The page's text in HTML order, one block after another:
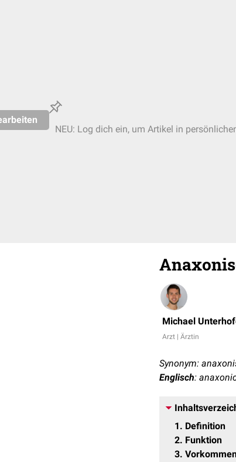
NEU: Log dich ein, um Artikel in
Michael
Arzt | Ärztin
Synonym:
Englisch:
1
Definition
2 Funktion
3